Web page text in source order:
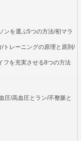
ンを選ぶ5つの方法/初マラ
トレーニングの原理と原則/
フを充実させる8つの方法
圧/高血圧とラン/不整脈と